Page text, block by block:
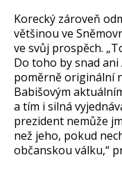
Korecký zároveň
většinou ve
ve svůj prospěch.
Do toho by snad
poměrně originální
Babišovým
a tím i silná
prezident nemůže
než jeho, pokud
občanskou válku,“